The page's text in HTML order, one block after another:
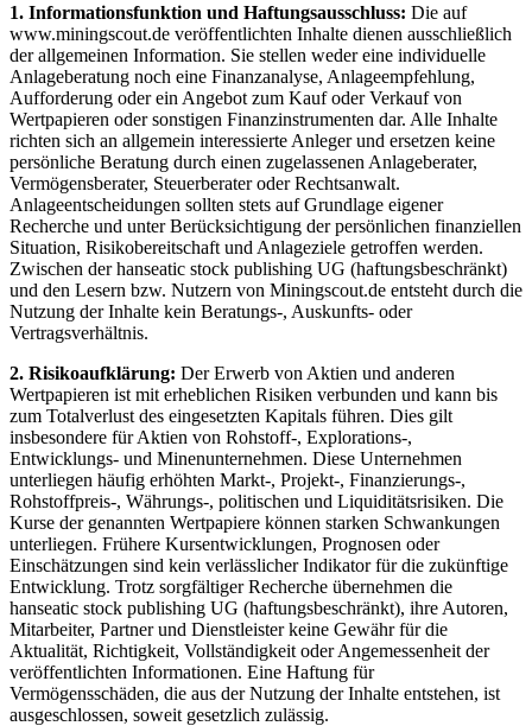
1. Informationsfunktion und Haftungsausschluss: Die auf
www.miningscout.de veröffentlichten Inhalte dienen ausschließlich
der allgemeinen Information. Sie stellen weder eine individuelle
Anlageberatung noch eine Finanzanalyse, Anlageempfehlung,
Aufforderung oder ein Angebot zum Kauf oder Verkauf von
Wertpapieren oder sonstigen Finanzinstrumenten dar. Alle Inhalte
richten sich an allgemein interessierte Anleger und ersetzen keine
persönliche Beratung durch einen zugelassenen Anlageberater,
Vermögensberater, Steuerberater oder Rechtsanwalt.
Anlageentscheidungen sollten stets auf Grundlage eigener
Recherche und unter Berücksichtigung der persönlichen finanziellen
Situation, Risikobereitschaft und Anlageziele getroffen werden.
Zwischen der hanseatic stock publishing UG (haftungsbeschränkt)
und den Lesern bzw. Nutzern von Miningscout.de entsteht durch die
Nutzung der Inhalte kein Beratungs-, Auskunfts- oder
Vertragsverhältnis.
2. Risikoaufklärung: Der Erwerb von Aktien und anderen
Wertpapieren ist mit erheblichen Risiken verbunden und kann bis
zum Totalverlust des eingesetzten Kapitals führen. Dies gilt
insbesondere für Aktien von Rohstoff-, Explorations-,
Entwicklungs- und Minenunternehmen. Diese Unternehmen
unterliegen häufig erhöhten Markt-, Projekt-, Finanzierungs-,
Rohstoffpreis-, Währungs-, politischen und Liquiditätsrisiken. Die
Kurse der genannten Wertpapiere können starken Schwankungen
unterliegen. Frühere Kursentwicklungen, Prognosen oder
Einschätzungen sind kein verlässlicher Indikator für die zukünftige
Entwicklung. Trotz sorgfältiger Recherche übernehmen die
hanseatic stock publishing UG (haftungsbeschränkt), ihre Autoren,
Mitarbeiter, Partner und Dienstleister keine Gewähr für die
Aktualität, Richtigkeit, Vollständigkeit oder Angemessenheit der
veröffentlichten Informationen. Eine Haftung für
Vermögensschäden, die aus der Nutzung der Inhalte entstehen, ist
ausgeschlossen, soweit gesetzlich zulässig.